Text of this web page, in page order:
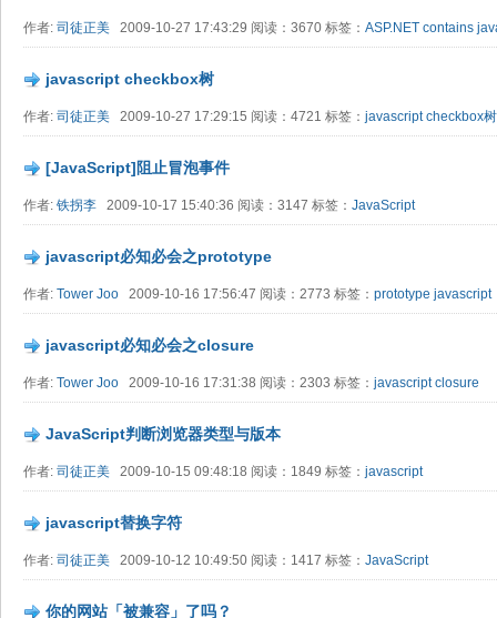
作者: 司徒正美 2009-10-27 17:43:29 阅读：3670 标签： ASP.NET contains
javascript checkbox树
作者: 司徒正美 2009-10-27 17:29:15 阅读：4721 标签： javascript checkbox树
[JavaScript]阻止冒泡事件
作者: 铁拐李 2009-10-17 15:40:36 阅读：3147 标签： JavaScript
javascript必知必会之prototype
作者: Tower Joo 2009-10-16 17:56:47 阅读：2773 标签： prototype javascript
javascript必知必会之closure
作者: Tower Joo 2009-10-16 17:31:38 阅读：2303 标签： javascript closure
JavaScript判断浏览器类型与版本
作者: 司徒正美 2009-10-15 09:48:18 阅读：1849 标签： javascript
javascript替换字符
作者: 司徒正美 2009-10-12 10:49:50 阅读：1417 标签： JavaScript
你的网站「被兼容」了吗？